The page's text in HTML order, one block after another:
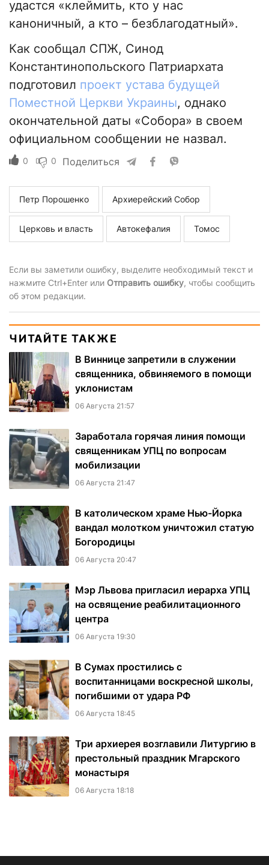
удастся «клеймить, кто у нас
каноничный, а кто – безблагодатный».
Как сообщал СПЖ, Синод
Константинопольского Патриархата
подготовил проект устава будущей
Поместной Церкви Украины, однако
окончательной даты «Собора» в своем
официальном сообщении не назвал.
0 0 Поделиться
Петр Порошенко Архиерейский Собор
Церковь и власть Автокефалия Томос
Если вы заметили ошибку, выделите необходимый текст и
нажмите Ctrl+Enter или Отправить ошибку, чтобы сообщить
об этом редакции.
ЧИТАЙТЕ ТАКЖЕ
В Виннице запретили в служении
священника, обвиняемого в помощи
уклонистам
06 Августа 21:57
Заработала горячая линия помощи
священникам УПЦ по вопросам
мобилизации
06 Августа 21:47
В католическом храме Нью-Йорка
вандал молотком уничтожил статую
Богородицы
06 Августа 20:47
Мэр Львова пригласил иерарха УПЦ
на освящение реабилитационного
центра
06 Августа 19:30
В Сумах простились с
воспитанницами воскресной школы,
погибшими от удара РФ
06 Августа 18:45
Три архиерея возглавили Литургию в
престольный праздник Мгарского
монастыря
06 Августа 18:18